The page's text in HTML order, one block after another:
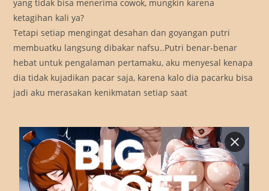
yang tidak bisa menerima cowok, mungkin karena
ketagihan kali ya?
Tetapi setiap mengingat desahan dan goyangan putri
membuatku langsung dibakar nafsu..Putri benar-benar
hebat untuk pengalaman pertamaku, aku menyesal kenapa
dia tidak kujadikan pacar saja, karena kalo dia pacarku bisa
jadi aku merasakan kenikmatan setiap saat